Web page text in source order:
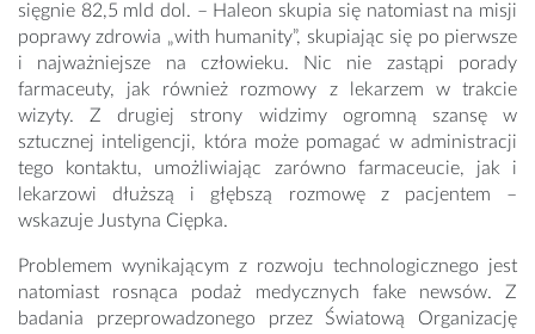
sięgnie 82,5 mld dol. – Haleon skupia się natomiast na misji
poprawy zdrowia „with humanity”, skupiając się po pierwsze
i najważniejsze na człowieku. Nic nie zastąpi porady
farmaceuty, jak również rozmowy z lekarzem w trakcie
wizyty. Z drugiej strony widzimy ogromną szansę w
sztucznej inteligencji, która może pomagać w administracji
tego kontaktu, umożliwiając zarówno farmaceucie, jak i
lekarzowi dłuższą i głębszą rozmowę z pacjentem –
wskazuje Justyna Ciępka.
Problemem wynikającym z rozwoju technologicznego jest
natomiast rosnąca podaż medycznych fake newsów. Z
badania przeprowadzonego przez Światową Organizację